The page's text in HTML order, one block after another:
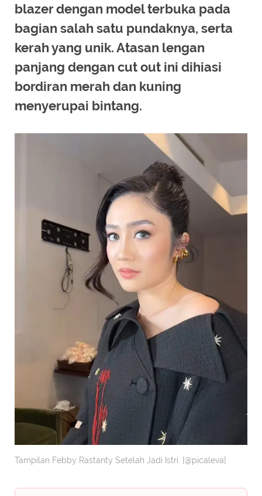
blazer dengan model terbuka pada
bagian salah satu pundaknya, serta
kerah yang unik. Atasan lengan
panjang dengan cut out ini dihiasi
bordiran merah dan kuning
menyerupai bintang.
Tampilan Febby Rastanty Setelah Jadi Istri. [@picaleva]